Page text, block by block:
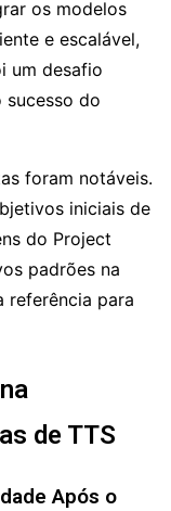
os modelos
e escalável,
um desafio
sucesso do
foram notáveis.
iniciais de
do Project
padrões na
referência para
de TTS
Após o